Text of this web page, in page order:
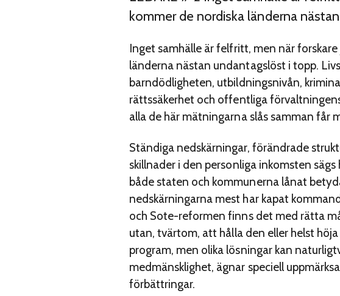
kommer de nordiska länderna
Inget samhälle är felfritt, men när
länderna nästan undantagslöst i topp.
barndödligheten, utbildningsnivån,
rättssäkerhet och offentliga
alla de här mätningarna slås samman får
Ständiga nedskärningar, förändrade
skillnader i den personliga inkomsten
både staten och kommunerna lånat
nedskärningarna mest har kapat
och Sote-reformen finns det med rätta
utan, tvärtom, att hålla den eller helst
program, men olika lösningar kan
medmänsklighet, ägnar speciell
förbättringar.